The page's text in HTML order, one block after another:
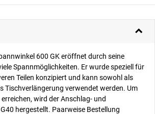
600 GK eröffnet durch seine
Spannmöglichkeiten. Er wurde speziell für
Teilen konzipiert und kann sowohl als
Tischverlängerung verwendet werden. Um
wird der Anschlag- und
hergestellt. Paarweise Bestellung